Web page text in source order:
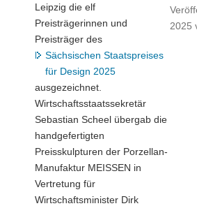
European
Semiconductor
Regions
Alliance"
2025
Leipzig die elf
Preisträgerinnen und
Preisträger des
Sächsischen Staatspreises
für Design 2025
ausgezeichnet.
Wirtschaftsstaatssekretär
Sebastian Scheel übergab die
handgefertigten
Preisskulpturen der Porzellan-
Manufaktur MEISSEN in
Vertretung für
Wirtschaftsminister Dirk